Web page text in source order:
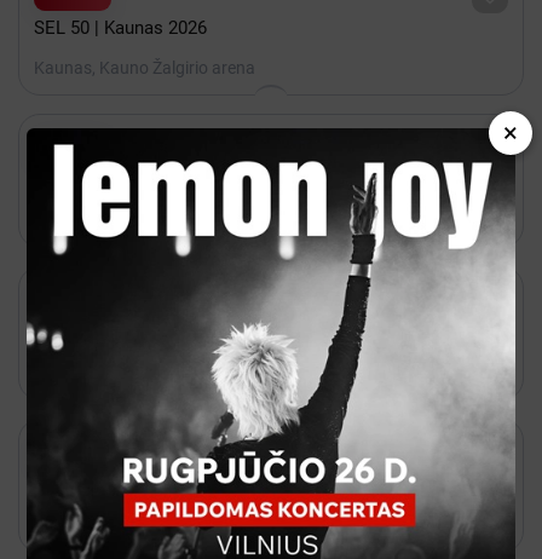
SEL 50 | Kaunas 2026
Kaunas, Kauno Žalgirio arena
Bilietai 
Bryan Adams: Roll with the Punches (Perkeltas iš
2026.09.28)
Kaunas, Kauno Žalgirio arena
Lietuvos vyrų krepšinio rinktinės kontrolinės rungtynės:
Lietuva - Estija
Kaunas, Kauno Žalgirio arena
iki Rugpjūtis 14
Vasaros stovykla „Slaptieji pasaulio agentai”
Kaunas, CurioCity
×